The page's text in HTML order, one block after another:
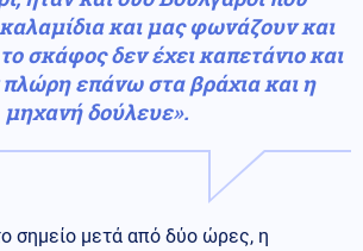
και μας φωνάζουν και
σκάφος δεν έχει καπετάνιο και
επάνω στα βράχια και η
μηχανή δούλευε».
σημείο μετά από δύο ώρες, η